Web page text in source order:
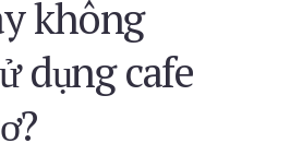
không
dụng cafe